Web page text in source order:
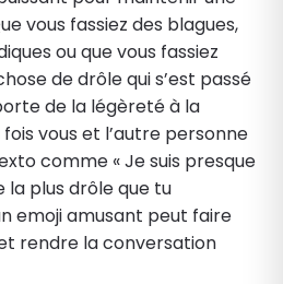
vous fassiez des blagues,
ou que vous fassiez
de drôle qui s’est passé
de la légèreté à la
vous et l’autre personne
comme « Je suis presque
la plus drôle que tu
emoji amusant peut faire
rendre la conversation